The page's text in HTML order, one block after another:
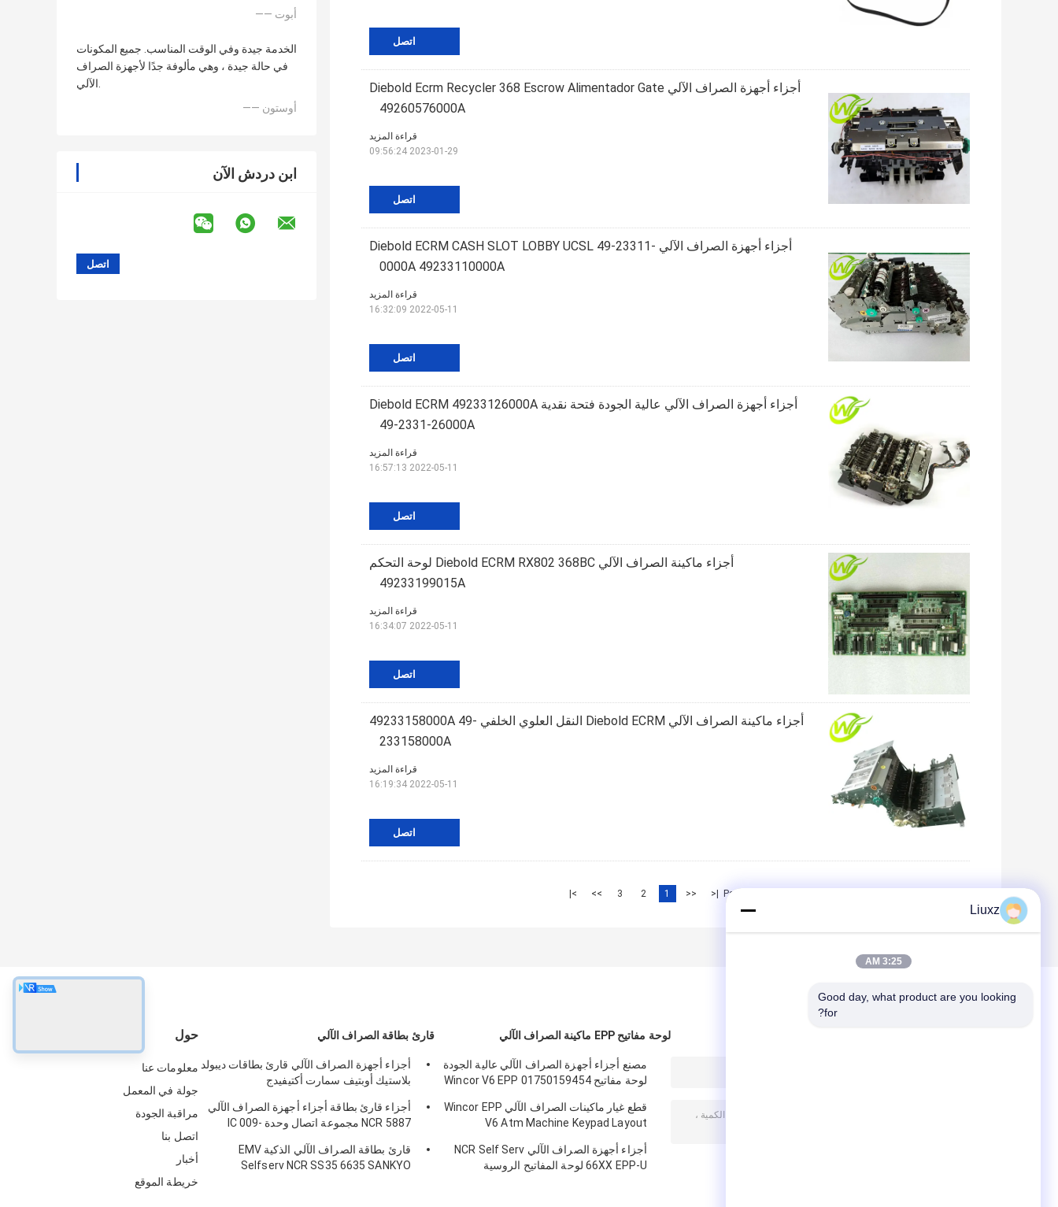
—— أبوت
الخدمة جيدة وفي الوقت المناسب. جميع المكونات
في حالة جيدة ، وهي مألوفة جدًا لأجهزة الصراف
الآلي.
—— أوستون
ابن دردش الآن
اتصل
أجزاء أجهزة الصراف الآلي Diebold Ecrm Recycler 368 Escrow Alimentador Gate
49260576000A
اتصل
قراءة المزيد
2023-01-29 09:56:24
أجزاء أجهزة الصراف الآلي Diebold ECRM CASH SLOT LOBBY UCSL 49-23311-
0000A 49233110000A
اتصل
قراءة المزيد
2022-05-11 16:32:09
أجزاء أجهزة الصراف الآلي عالية الجودة فتحة نقدية Diebold ECRM 49233126000A
49-2331-26000A
اتصل
قراءة المزيد
2022-05-11 16:57:13
أجزاء ماكينة الصراف الآلي Diebold ECRM RX802 368BC لوحة التحكم
49233199015A
اتصل
قراءة المزيد
2022-05-11 16:34:07
أجزاء ماكينة الصراف الآلي Diebold ECRM النقل العلوي الخلفي 49233158000A 49-
233158000A
اتصل
قراءة المزيد
2022-05-11 16:19:34
Page 1 of 3
|<
<<
1
2
3
>>
>|
حول
معلومات عنا
جولة في المعمل
مراقبة الجودة
اتصل بنا
أخبار
خريطة الموقع
قارئ بطاقة الصراف الآلي
أجزاء أجهزة الصراف الآلي قارئ بطاقات ديبولد
بلاستيك أوبتيف سمارت أكتيفيدج
أجزاء قارئ بطاقة أجزاء أجهزة الصراف الآلي
NCR 5887 مجموعة اتصال وحدة IC 009-
قارئ بطاقة الصراف الآلي الذكية EMV
Selfserv NCR SS35 6635 SANKYO
لوحة مفاتيح EPP ماكينة الصراف الآلي
مصنع أجزاء أجهزة الصراف الآلي عالية الجودة
لوحة مفاتيح Wincor V6 EPP 01750159454
قطع غيار ماكينات الصراف الآلي Wincor EPP
V6 Atm Machine Keypad Layout
أجزاء أجهزة الصراف الآلي NCR Self Serv
66XX EPP-U لوحة المفاتيح الروسية
Liuxz
3:25 AM
Good day, what product are you looking
for?